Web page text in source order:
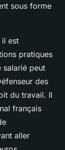
sous forme
il est
pratiques
salarié peut
des
du travail. Il
français
aller